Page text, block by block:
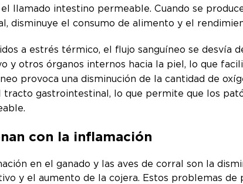
llamado intestino permeable. Cuando se
disminuye el consumo de alimento y el
a estrés térmico, el flujo sanguíneo se desvía
y otros órganos internos hacia la piel, lo que
provoca una disminución de la cantidad de
gastrointestinal, lo que permite que los
con la inflamación
en el ganado y las aves de corral son la
y el aumento de la cojera. Estos problemas de